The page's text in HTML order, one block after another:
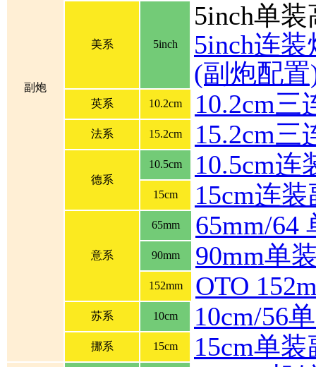
副炮
美系 5inch
5inch单
5inch连装
(副炮配
英系 10.2cm 10.2cm三
法系 15.2cm 15.2cm三
德系
10.5cm 10.5cm连
15cm 15cm连
意系
65mm 65mm/64
90mm 90mm单
152mm OTO
苏系 10cm 10cm/56
挪系 15cm 15cm单